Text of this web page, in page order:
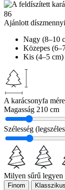
86
Ajánlott
Nagy (8–10
Közepes
Kis (4–5 cm)
A karácsonyfa
Magasság 210 cm
Szélesség
Milyen sűrű legyen
Finom Klasszikus